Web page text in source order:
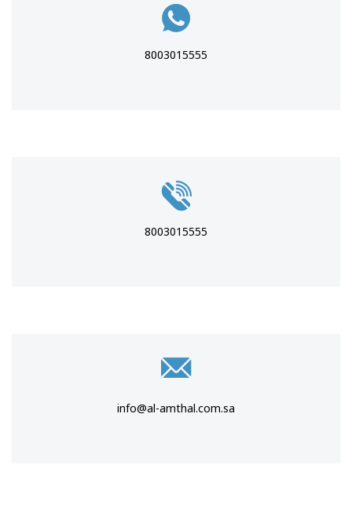
8003015555
8003015555
info@al-amthal.com.sa